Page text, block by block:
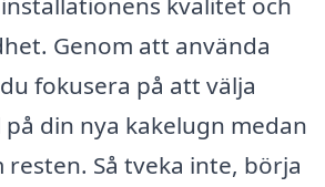
Genom att använda
fokusera på att välja
din nya kakelugn medan
Så tveka inte, börja